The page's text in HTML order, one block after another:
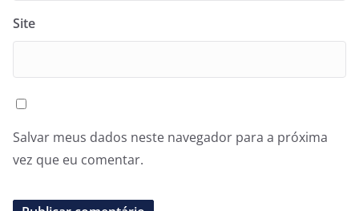
Site
Salvar meus dados neste navegador para a próxima
vez que eu comentar.